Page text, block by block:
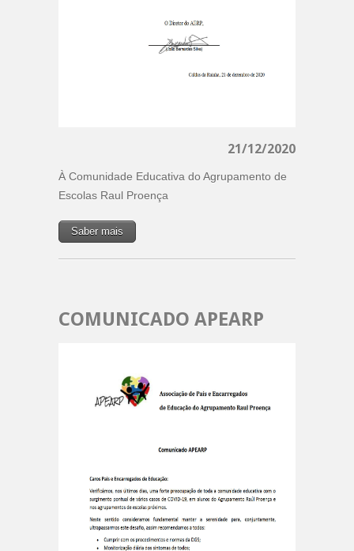
21/12/2020
À Comunidade Educativa do Agrupamento de
Escolas Raul Proença
Saber mais
COMUNICADO APEARP